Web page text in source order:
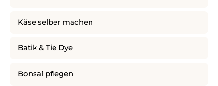
Käse selber machen
Batik & Tie Dye
Bonsai pflegen